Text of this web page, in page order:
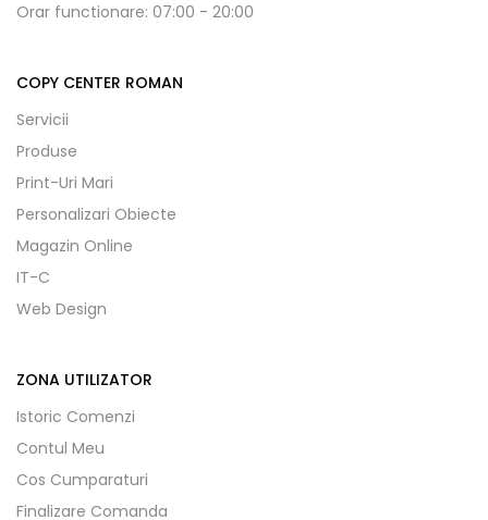
Orar functionare: 07:00 - 20:00
COPY CENTER ROMAN
Servicii
Produse
Print-Uri Mari
Personalizari Obiecte
Magazin Online
IT-C
Web Design
ZONA UTILIZATOR
Istoric Comenzi
Contul Meu
Cos Cumparaturi
Finalizare Comanda